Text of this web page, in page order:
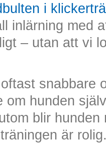
i
inlärning med
– utan att vi
snabbare
om hunden
blir hunden
är